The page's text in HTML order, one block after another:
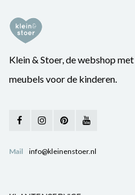
Klein & Stoer, de webshop
meubels voor de kinderen.
Mail info@kleinenstoer.nl